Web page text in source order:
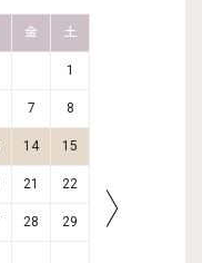
金 土
1
7 8
14 15
21 22
28 29